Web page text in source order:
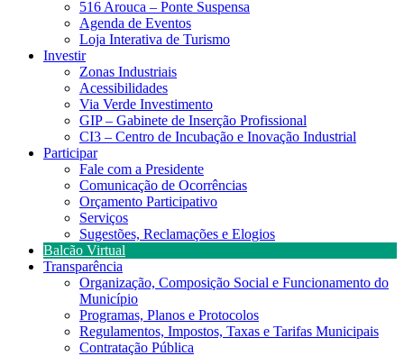
516 Arouca – Ponte Suspensa
Agenda de Eventos
Loja Interativa de Turismo
Investir
Zonas Industriais
Acessibilidades
Via Verde Investimento
GIP – Gabinete de Inserção Profissional
CI3 – Centro de Incubação e Inovação Industrial
Participar
Fale com a Presidente
Comunicação de Ocorrências
Orçamento Participativo
Serviços
Sugestões, Reclamações e Elogios
Balcão Virtual
Transparência
Organização, Composição Social e Funcionamento do
Município
Programas, Planos e Protocolos
Regulamentos, Impostos, Taxas e Tarifas Municipais
Contratação Pública